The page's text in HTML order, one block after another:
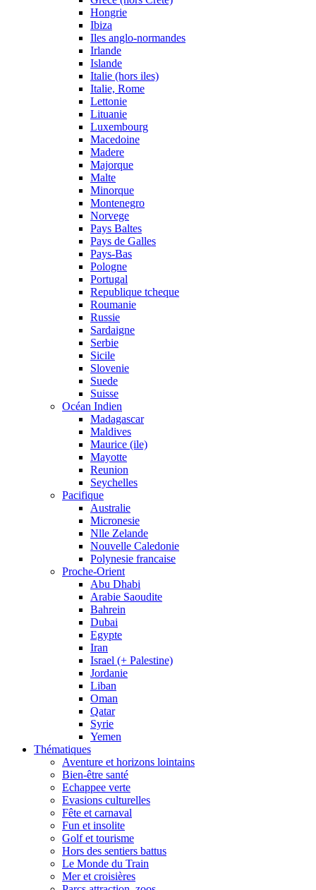
Hongrie
Ibiza
Iles anglo-normandes
Irlande
Islande
Italie (hors iles)
Italie, Rome
Lettonie
Lituanie
Luxembourg
Macedoine
Madere
Majorque
Malte
Minorque
Montenegro
Norvege
Pays Baltes
Pays de Galles
Pays-Bas
Pologne
Portugal
Republique tcheque
Roumanie
Russie
Sardaigne
Serbie
Sicile
Slovenie
Suede
Suisse
Océan Indien
Madagascar
Maldives
Maurice (ile)
Mayotte
Reunion
Seychelles
Pacifique
Australie
Micronesie
Nlle Zelande
Nouvelle Caledonie
Polynesie francaise
Proche-Orient
Abu Dhabi
Arabie Saoudite
Bahrein
Dubai
Egypte
Iran
Israel (+ Palestine)
Jordanie
Liban
Oman
Qatar
Syrie
Yemen
Thématiques
Aventure et horizons lointains
Bien-être santé
Echappee verte
Evasions culturelles
Fête et carnaval
Fun et insolite
Golf et tourisme
Hors des sentiers battus
Le Monde du Train
Mer et croisières